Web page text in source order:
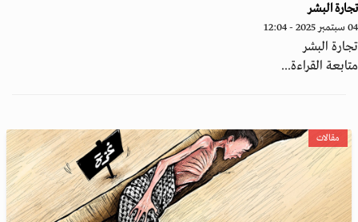
البشر
12:04
البشر
القراءة...
مقالات